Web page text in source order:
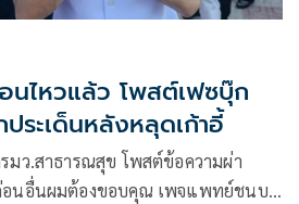
นไหวแล้ว โพสต์เฟซบุ๊ก
ระเด็นหลังหลุดเก้าอี้
ว.สาธารณสุข โพสต์ข้อความผ่า
อนอื่นผมต้องขอบคุณ เพจแพทย์ชนบท